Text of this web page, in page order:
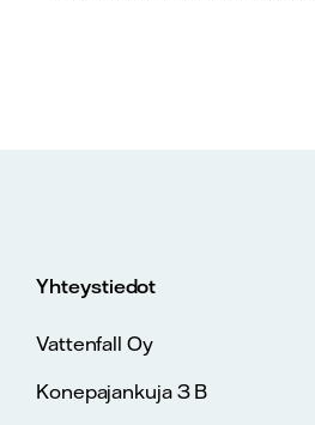
Yhteystiedot
Vattenfall Oy
Konepajankuja 3 B